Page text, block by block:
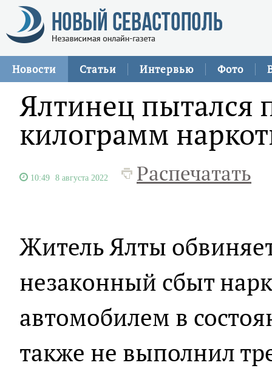
Новости Статьи Интервью Фото
Ялтинец пытался
килограмм
10:49 8 августа 2022 Распечатать
Житель Ялты
незаконный сбыт
автомобилем в
также не выполнил